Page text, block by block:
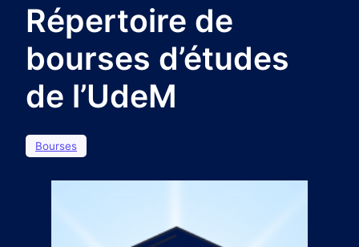
Répertoire de
bourses d’études
de l’UdeM
Bourses